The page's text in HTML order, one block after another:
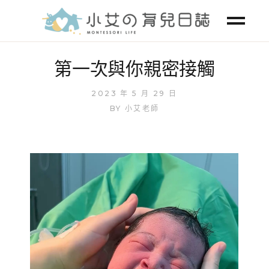
第一次與你親密接觸
2023 年 5 月 29 日
BY 小艾老師